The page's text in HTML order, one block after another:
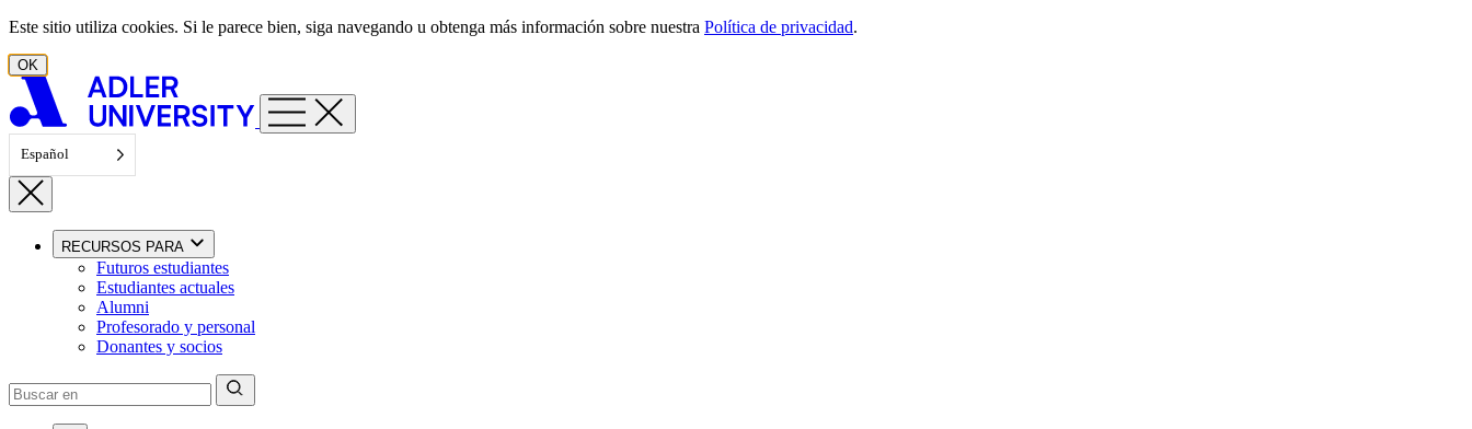
Ir al contenido
Este sitio utiliza cookies. Si le parece bien, siga navegando u obtenga más información sobre nuestra Política de privacidad.
OK
Español
RECURSOS PARA
Futuros estudiantes
Estudiantes actuales
Alumni
Profesorado y personal
Donantes y socios